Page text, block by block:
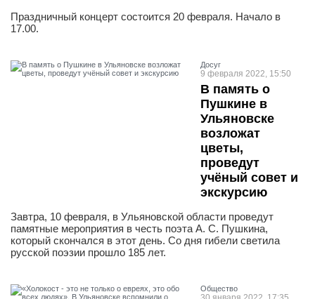
Праздничный концерт состоится 20 февраля. Начало в
17.00.
Досуг
9 февраля 2022, 15:50
В память о
Пушкине в
Ульяновске
возложат
цветы,
проведут
учёный совет и
экскурсию
Завтра, 10 февраля, в Ульяновской области проведут
памятные мероприятия в честь поэта А. С. Пушкина,
который скончался в этот день. Со дня гибели светила
русской поэзии прошло 185 лет.
Общество